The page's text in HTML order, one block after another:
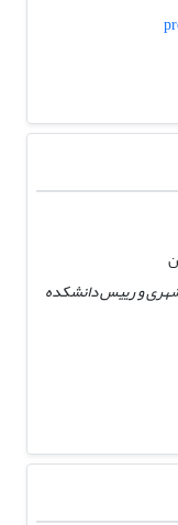
شهری و رییس دانشکده